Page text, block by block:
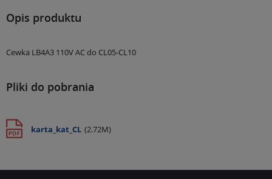
Opis produktu
Cewka LB4A3 110V AC do CL05-CL10
Pliki do pobrania
karta_kat_CL (2.72M)